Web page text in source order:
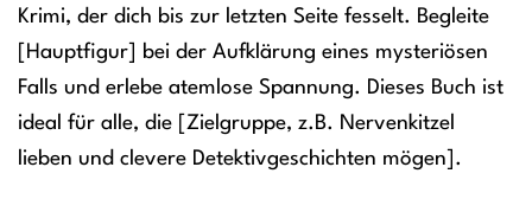
Krimi, der dich bis zur letzten Seite fesselt. Begleite
[Hauptfigur] bei der Aufklärung eines mysteriösen
Falls und erlebe atemlose Spannung. Dieses Buch ist
ideal für alle, die [Zielgruppe, z.B. Nervenkitzel
lieben und clevere Detektivgeschichten mögen].